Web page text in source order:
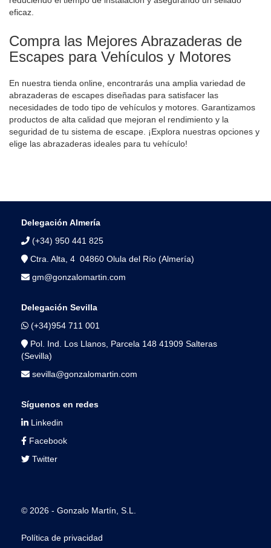
eficaz.
Compra las Mejores Abrazaderas de
Escapes para Vehículos y Motores
En nuestra tienda online, encontrarás una amplia variedad de
abrazaderas de escapes diseñadas para satisfacer las
necesidades de todo tipo de vehículos y motores. Garantizamos
productos de alta calidad que mejoran el rendimiento y la
seguridad de tu sistema de escape. ¡Explora nuestras opciones y
elige las abrazaderas ideales para tu vehículo!
Delegación Almería
(+34) 950 441 825
Ctra. Alta, 4 04860 Olula del Río (Almería)
gm@gonzalomartin.com
Delegación Sevilla
(+34)954 711 001
Pol. Ind. Los Llanos, Parcela 148 41909 Salteras
(Sevilla)
sevilla@gonzalomartin.com
Síguenos en redes
Linkedin
Facebook
Twitter
© 2026 - Gonzalo Martín, S.L.
Política de privacidad